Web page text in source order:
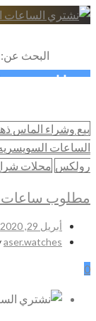
البحث عن:
مطلوب
Home
شراء الساعات
بيع وشراء الماس
الساعات
رولكس محلات
مطلوب
أبريل 29, 2020
aser.watches
0